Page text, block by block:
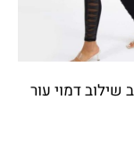
שילוב דמוי עור